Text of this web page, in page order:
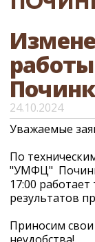
24.10.2024
Уважаемые
По
"УМФЦ"
17:00
результатов
Приносим